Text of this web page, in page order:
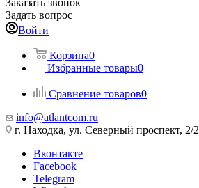
Заказать звонок
Задать вопрос
Войти
Корзина0
Избранные товары0
Сравнение товаров0
info@atlantcom.ru
г. Находка, ул. Северный проспект, 2/2
Вконтакте
Facebook
Telegram